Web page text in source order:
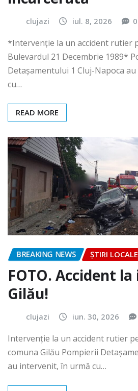
clujazi iul. 8, 2026 0
*Intervenție la un accident rutier
Bulevardul 21 Decembrie 1989*
Detașamentului 1 Cluj-Napoca
cu…
READ MORE
BREAKING NEWS ȘTIRI LOCALE
FOTO. Accident
Gilău!
clujazi iun. 30, 2026
Intervenție la un accident rutier
comuna Gilău Pompierii
au intervenit, în urmă cu…